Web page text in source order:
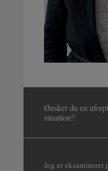
Ønsker du en
situation?
Jeg er eksamineret